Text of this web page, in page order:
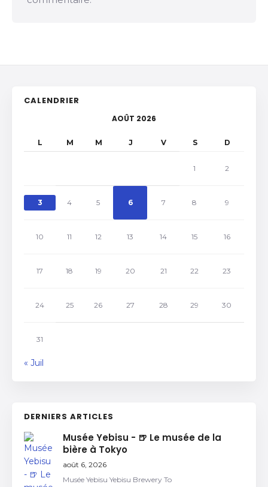
CALENDRIER
AOÛT 2026
L M M J V S D
1 2
3 4 5 6 7 8 9
10 11 12 13 14 15 16
17 18 19 20 21 22 23
24 25 26 27 28 29 30
31
« Juil
DERNIERS ARTICLES
Musée Yebisu - 🍺 Le musée de la
bière à Tokyo
août 6, 2026
Musée Yebisu Yebisu Brewery To